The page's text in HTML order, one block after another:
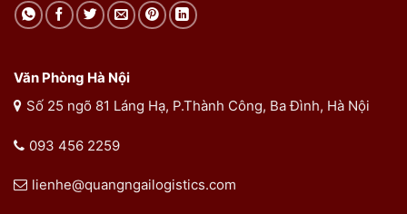
Văn Phòng Hà Nội
Số 25 ngõ 81 Láng Hạ, P.Thành Công, Ba Đình, Hà Nội
093 456 2259
lienhe@quangngailogistics.com